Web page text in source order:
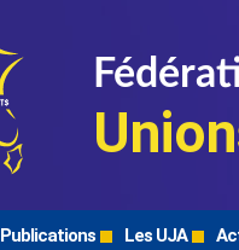
Publications Les UJA